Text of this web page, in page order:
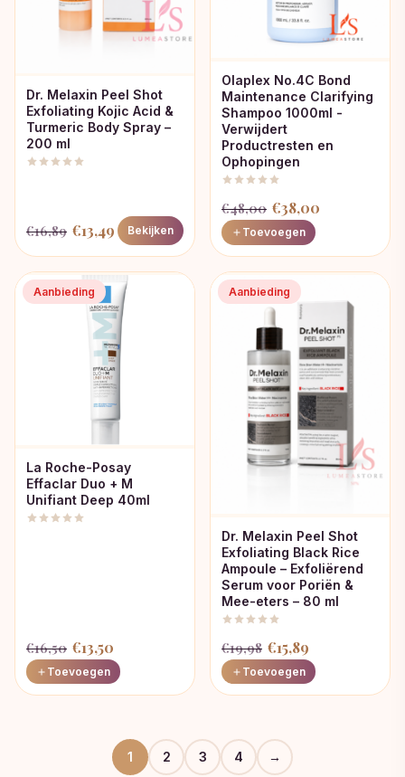
Dr. Melaxin Peel Shot
Exfoliating Kojic Acid &
Turmeric Body Spray –
200 ml
€16,89 Oorspronkelijke
was:
€16,89.
€13,49 Huidige
prijs
is:
€13,49.
Bekijken
Olaplex No.4C Bond
Maintenance Clarifying
Shampoo 1000ml -
Verwijdert
Productresten en
Ophopingen
€48,00 Oorspronkelijke
prijs
was:
€48,00.
€38,00
€38,00.
Toevoegen
Aanbieding
La Roche-Posay
Effaclar Duo + M
Unifiant Deep 40ml
€16,50 Oorspronkelijke
prijs
was:
€13,50
prijs
is:
Toevoegen
Aanbieding
Dr. Melaxin Peel Shot
Exfoliating Black Rice
Ampoule – Exfoliërend
Serum voor Poriën &
Mee-eters – 80 ml
€19,98 Oorspronkelijke
prijs
was:
€15,89
prijs
is:
Toevoegen
1 2 3 4 →